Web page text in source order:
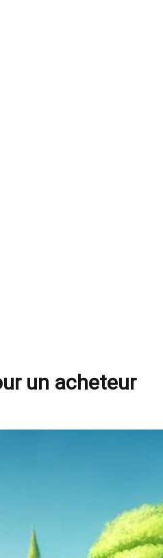
un acheteur